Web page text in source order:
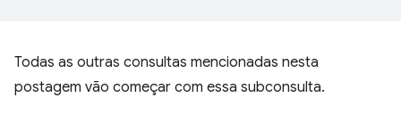
Todas as outras consultas mencionadas nesta
postagem vão começar com essa subconsulta.